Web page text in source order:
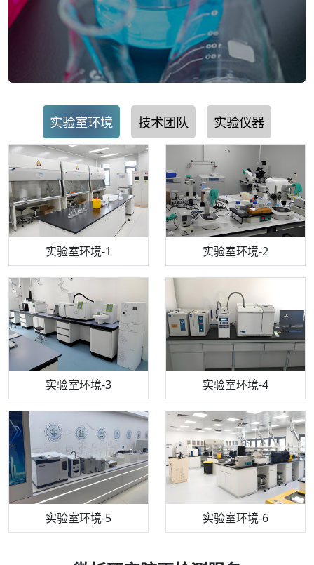
实验室环境 技术团队 实验仪器
实验室环境-1 实验室环境-2
实验室环境-3 实验室环境-4
实验室环境-5 实验室环境-6
机构质检技术员-1 机构质检技术员-2
机构质检技术员-3 机构质检技术员-4
机构质检技术员-5 机构质检技术员-6
步入式恒温恒湿试验箱 电感耦合等离子体光谱仪
高效液相色谱仪 流式细胞仪
气相色谱仪 万能力学试验仪